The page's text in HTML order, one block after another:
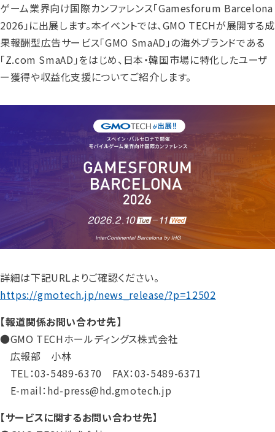
ゲーム業界向け国際カンファレンス「Gamesforum Barcelona
2026」に出展します。本イベントでは、GMO TECHが展開する成
果報酬型広告サービス「GMO SmaAD」の海外ブランドである
「Z.com SmaAD」をはじめ、日本・韓国市場に特化したユーザ
ー獲得や収益化支援についてご紹介します。
詳細は下記URLよりご確認ください。
https://gmotech.jp/news_release/?p=12502
【報道関係お問い合わせ先】
●GMO TECHホールディングス株式会社
広報部 小林
TEL：03-5489-6370 FAX：03-5489-6371
E-mail：hd-press@hd.gmotech.jp
【サービスに関するお問い合わせ先】